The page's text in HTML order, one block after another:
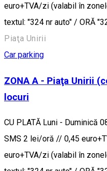
euro+TVA/zi (valabil în
textul: "324 nr auto" / ORĂ
Piaţa Unirii
Car parking
ZONA A - Piaţa Unirii
locuri
CU PLATĂ Luni - Duminică
SMS 2 lei/oră // 0,45
euro+TVA/zi (valabil în